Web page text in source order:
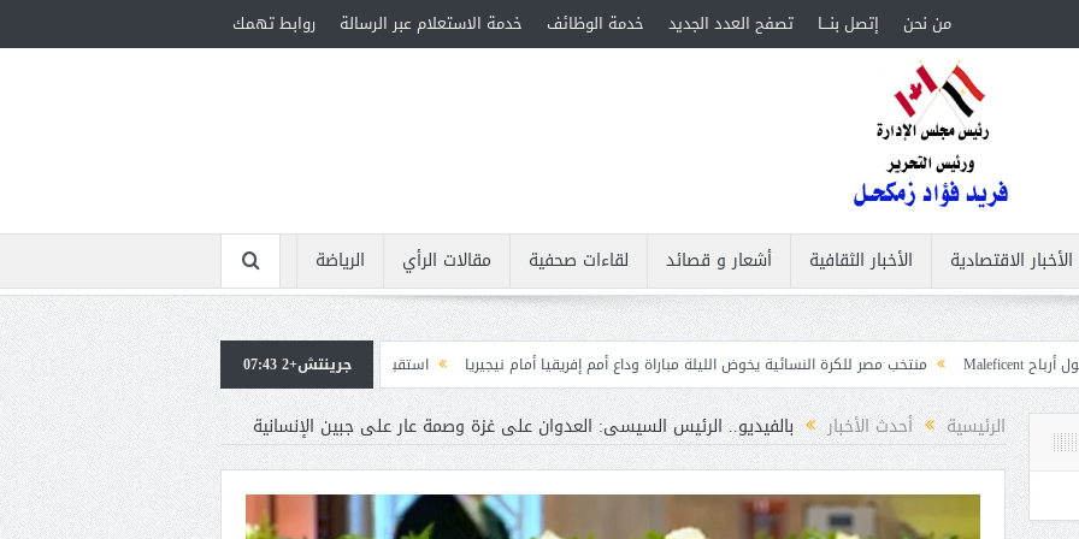
من نحن إتصل بنـــا تصفح العدد الجديد خدمة الوظائف خدمة الاستعلام عبر الرسالة روابط تهمك
الأخبار الاقتصادية الأخبار الثقافية أشعار و قصائد لقاءات صحفية مقالات الرأي
الرياضة
منتخب مصر للكرة النسائية يخوض الليلة مباراة وداع أمم إفريقيا أمام نيجيريا
استقبال جماهيرى حاشد لمحمد صلاح لدى وصوله إلى تركيا لإتمام انتقاله إلى طرابزون
جرينتش+2 07:43
الرئيسية أحدث الأخبار بالفيديو.. الرئيس السيسى: العدوان على غزة وصمة عار على جبين الإنسانية